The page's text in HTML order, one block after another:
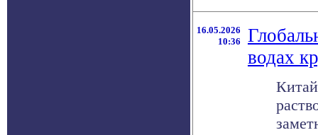
16.05.2026
10:36
водах